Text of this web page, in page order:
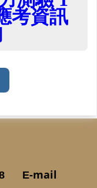
考資訊
E-mail